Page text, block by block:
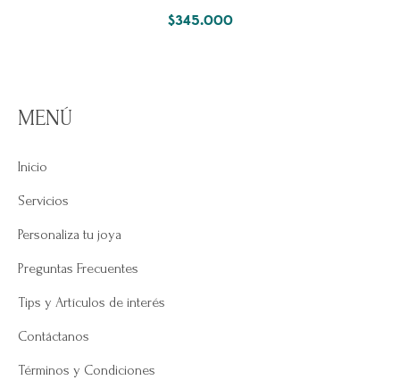
$345.000
MENÚ
Inicio
Servicios
Personaliza tu joya
Preguntas Frecuentes
Tips y Artículos de interés
Contáctanos
Términos y Condiciones